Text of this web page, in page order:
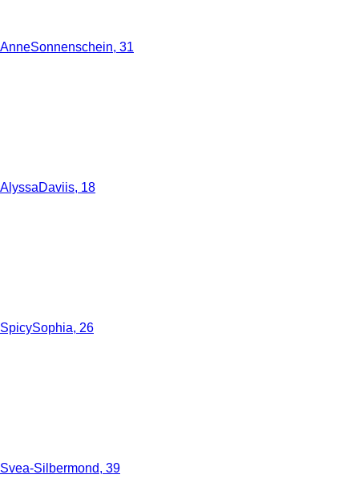
AnneSonnenschein, 31
AlyssaDaviis, 18
SpicySophia, 26
Svea-Silbermond, 39